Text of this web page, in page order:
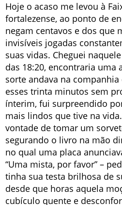
Hoje o acaso me levou à
fortalezense, ao ponto de
negam centavos e dos que
invisíveis jogadas
suas vidas. Cheguei
das 18:20, encontraria uma
sorte andava na
esses trinta minutos sem
ínterim, fui surpreendido
mais lindos que tive na
vontade de tomar um
segurando o livro na mão
no qual uma placa
“Uma mista, por favor” –
tinha sua testa brilhosa de
desde que horas aquela
cubículo quente e